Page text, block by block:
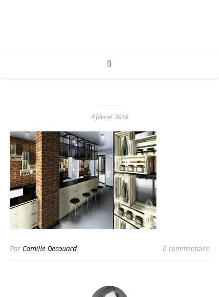
4 février 2018
Par Camille Decouard 0 commentaire